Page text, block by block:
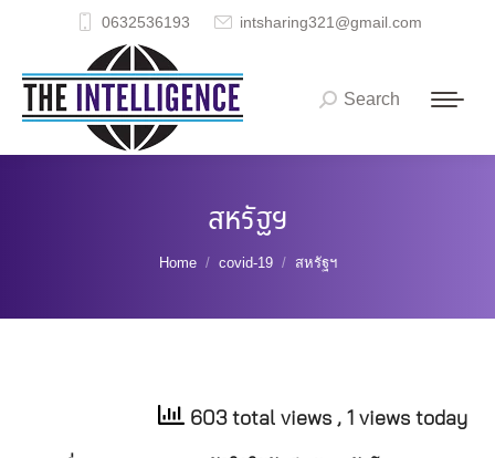
0632536193 intsharing321@gmail.com
Search:
Search
สหรัฐฯ
You are here:
Home covid-19 สหรัฐฯ
603 total views , 1 views today